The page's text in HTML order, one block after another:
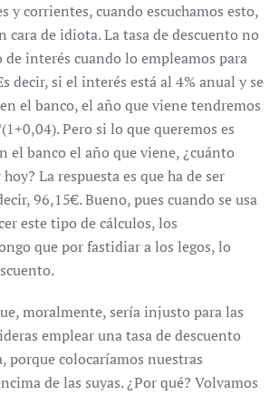
y corrientes, cuando escuchamos esto,
cara de idiota. La tasa de descuento no
de interés cuando lo empleamos para
decir, si el interés está al 4% anual y se
el banco, el año que viene tendremos
Pero si lo que queremos es
el banco el año que viene, ¿cuánto
La respuesta es que ha de ser
96,15€. Bueno, pues cuando se usa
este tipo de cálculos, los
que por fastidiar a los legos, lo
moralmente, sería injusto para las
emplear una tasa de descuento
porque colocaríamos nuestras
de las suyas. ¿Por qué? Volvamos